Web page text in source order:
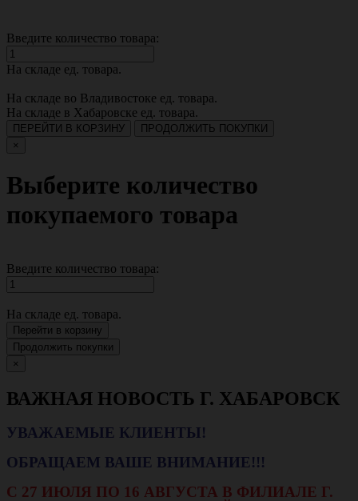
Введите количество товара:
На складе ед. товара.
На складе во Владивостоке ед. товара.
На складе в Хабаровске ед. товара.
ПЕРЕЙТИ В КОРЗИНУ
ПРОДОЛЖИТЬ ПОКУПКИ
×
Выберите количество
покупаемого товара
Введите количество товара:
На складе ед. товара.
Перейти в корзину
Продолжить покупки
×
ВАЖНАЯ НОВОСТЬ Г. ХАБАРОВСК
УВАЖАЕМЫЕ КЛИЕНТЫ!
ОБРАЩАЕМ ВАШЕ ВНИМАНИЕ!!!
С 27 ИЮЛЯ ПО 16 АВГУСТА В ФИЛИАЛЕ Г.